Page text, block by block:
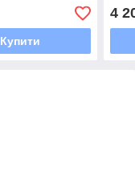
Купити
4